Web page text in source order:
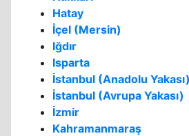
Hatay
İçel (Mersin)
Iğdır
Isparta
İstanbul (Anadolu Yakası)
İstanbul (Avrupa Yakası)
İzmir
Kahramanmaraş